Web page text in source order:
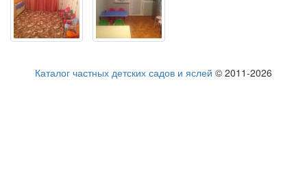
Каталог частных детских садов и яслей © 2011-2026